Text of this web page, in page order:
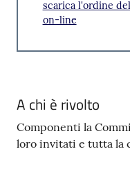
scarica l'ordine
on-line
A chi è rivolto
Componenti la
loro invitati e tutta la